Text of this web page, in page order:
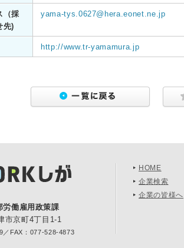
（採
先)
yama-tys.0627@hera.eonet.ne.jp
http://www.tr-yamamura.jp
労働雇用政策課
京町4丁目1-1
／FAX：077-528-4873
HOME
企業検索
企業の皆様へ